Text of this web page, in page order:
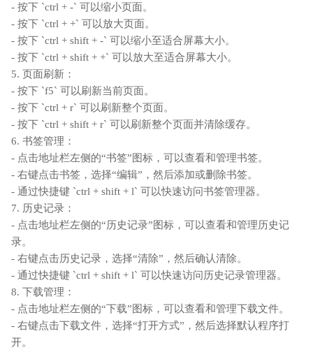
- 按下 `ctrl + -` 可以缩小页面。
- 按下 `ctrl + +` 可以放大页面。
- 按下 `ctrl + shift + -` 可以缩小至适合屏幕大小。
- 按下 `ctrl + shift + +` 可以放大至适合屏幕大小。
5. 页面刷新：
- 按下 `f5` 可以刷新当前页面。
- 按下 `ctrl + r` 可以刷新整个页面。
- 按下 `ctrl + shift + r` 可以刷新整个页面并清除缓存。
6. 书签管理：
- 点击地址栏左侧的“书签”图标，可以查看和管理书签。
- 右键点击书签，选择“编辑”，然后添加或删除书签。
- 通过快捷键 `ctrl + shift + l` 可以快速访问书签管理器。
7. 历史记录：
- 点击地址栏左侧的“历史记录”图标，可以查看和管理历史记
录。
- 右键点击历史记录，选择“清除”，然后确认清除。
- 通过快捷键 `ctrl + shift + l` 可以快速访问历史记录管理器。
8. 下载管理：
- 点击地址栏左侧的“下载”图标，可以查看和管理下载文件。
- 右键点击下载文件，选择“打开方式”，然后选择默认程序打
开。